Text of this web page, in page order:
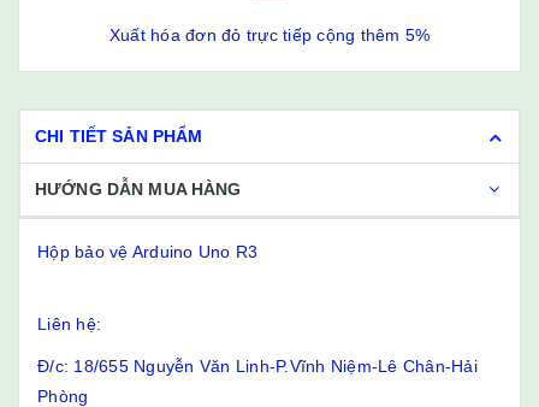
Xuất hóa đơn đỏ trực tiếp cộng thêm 5%
CHI TIẾT SẢN PHẨM
HƯỚNG DẪN MUA HÀNG
Hộp bảo vệ Arduino Uno R3
Liên hệ:
Đ/c: 18/655 Nguyễn Văn Linh-P.Vĩnh Niệm-Lê Chân-Hải
Phòng